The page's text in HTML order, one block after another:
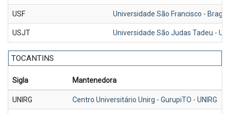
USF Universidade São Francisco -
USJT Universidade São Judas Tadeu -
TOCANTINS
Sigla Mantenedora
UNIRG Centro Universitário Unirg - GurupiTO - UNIRG